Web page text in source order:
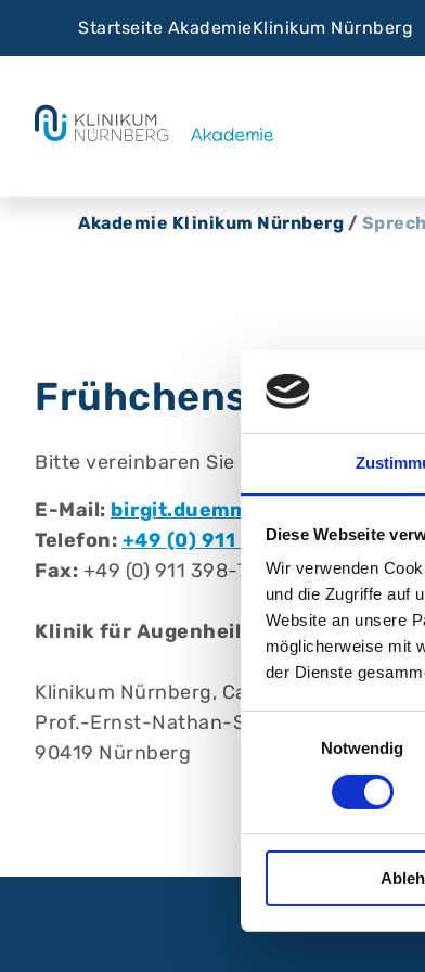
Diese Webseite
Wir verwenden
und die Zugriffe auf
Website an unsere
möglicherweise mit
der Dienste
Einwilligungsauswahl
Notwendig
Startseite AkademieKlinikum Nürnberg
Akademie Klinikum Nürnberg /
Bitte vereinbaren Sie einen Termin.
E-Mail: birgit.duemmler@klinikum-
Telefon: +49 (0) 911 398-2514
Fax: +49 (0) 911 398-7653
Klinik für Augenheilkunde
Klinikum Nürnberg, Campus Nord
Prof.-Ernst-Nathan-Str. 1
90419 Nürnberg